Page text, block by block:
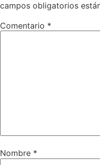
campos obligatorios
Comentario *
Nombre *